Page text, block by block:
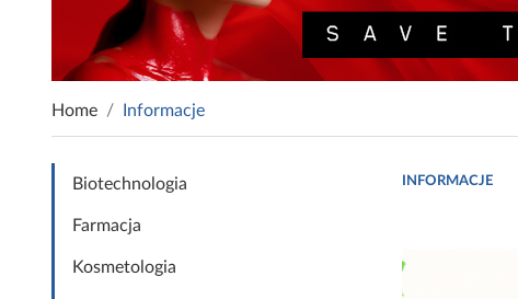
Home Informacje
Biotechnologia
Farmacja
Kosmetologia
INFORMACJE